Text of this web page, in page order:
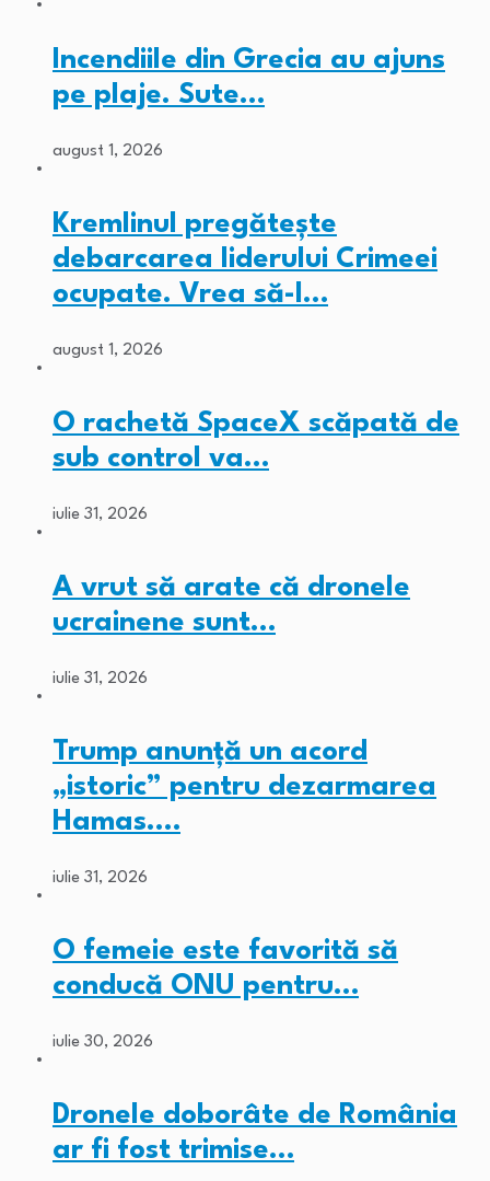
Incendiile din Grecia au ajuns
pe plaje. Sute…
august 1, 2026
Kremlinul pregătește
debarcarea liderului Crimeei
ocupate. Vrea să-l…
august 1, 2026
O rachetă SpaceX scăpată de
sub control va…
iulie 31, 2026
A vrut să arate că dronele
ucrainene sunt…
iulie 31, 2026
Trump anunță un acord
„istoric” pentru dezarmarea
Hamas.…
iulie 31, 2026
O femeie este favorită să
conducă ONU pentru…
iulie 30, 2026
Dronele doborâte de România
ar fi fost trimise…